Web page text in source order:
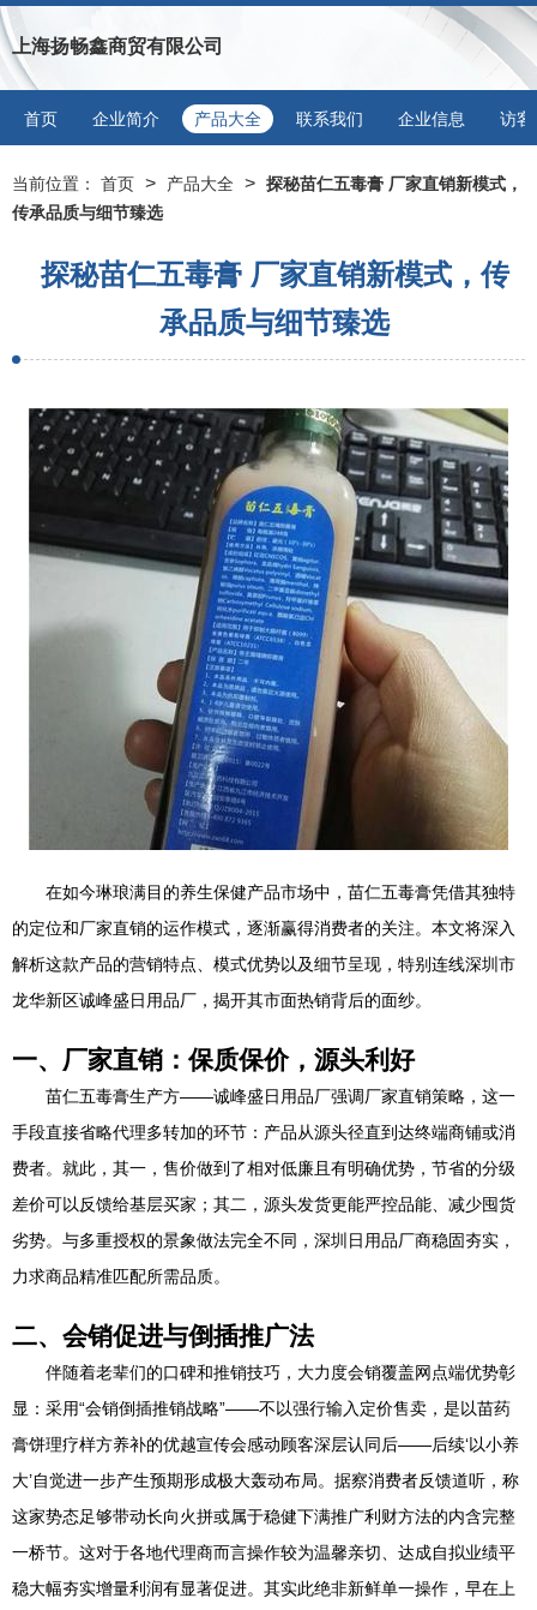
上海扬畅鑫商贸有限公司
首页 企业简介 产品大全 联系我们 企业信息 访客
当前位置： 首页 > 产品大全 > 探秘苗仁五毒膏 厂家直销新模式，
传承品质与细节臻选
探秘苗仁五毒膏 厂家直销新模式，传
承品质与细节臻选
在如今琳琅满目的养生保健产品市场中，苗仁五毒膏凭借其独特
的定位和厂家直销的运作模式，逐渐赢得消费者的关注。本文将深入
解析这款产品的营销特点、模式优势以及细节呈现，特别连线深圳市
龙华新区诚峰盛日用品厂，揭开其市面热销背后的面纱。
一、厂家直销：保质保价，源头利好
苗仁五毒膏生产方——诚峰盛日用品厂强调厂家直销策略，这一
手段直接省略代理多转加的环节：产品从源头径直到达终端商铺或消
费者。就此，其一，售价做到了相对低廉且有明确优势，节省的分级
差价可以反馈给基层买家；其二，源头发货更能严控品能、减少囤货
劣势。与多重授权的景象做法完全不同，深圳日用品厂商稳固夯实，
力求商品精准匹配所需品质。
二、会销促进与倒插推广法
伴随着老辈们的口碑和推销技巧，大力度会销覆盖网点端优势彰
显：采用“会销倒插推销战略”——不以强行输入定价售卖，是以苗药
膏饼理疗样方养补的优越宣传会感动顾客深层认同后——后续‘以小养
大’自觉进一步产生预期形成极大轰动布局。据察消费者反馈道听，称
这家势态足够带动长向火拼或属于稳健下满推广利财方法的内含完整
一桥节。这对于各地代理商而言操作较为温馨亲切、达成自拟业绩平
稳大幅夯实增量利润有显著促进。其实此绝非新鲜单一操作，早在上